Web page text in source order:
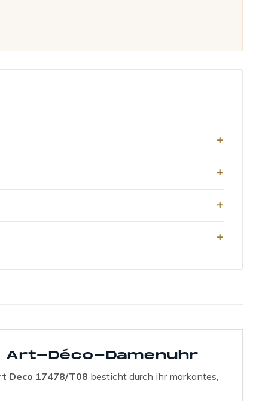
Art-Déco-Damenuhr
Deco 17478/T08 besticht durch ihr markantes,